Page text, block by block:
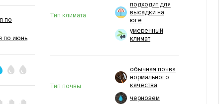
по
по июнь
Тип климата
подходит для
высадки на
юге
умеренный
климат
Тип почвы
обычная почва
нормального
качества
чернозем